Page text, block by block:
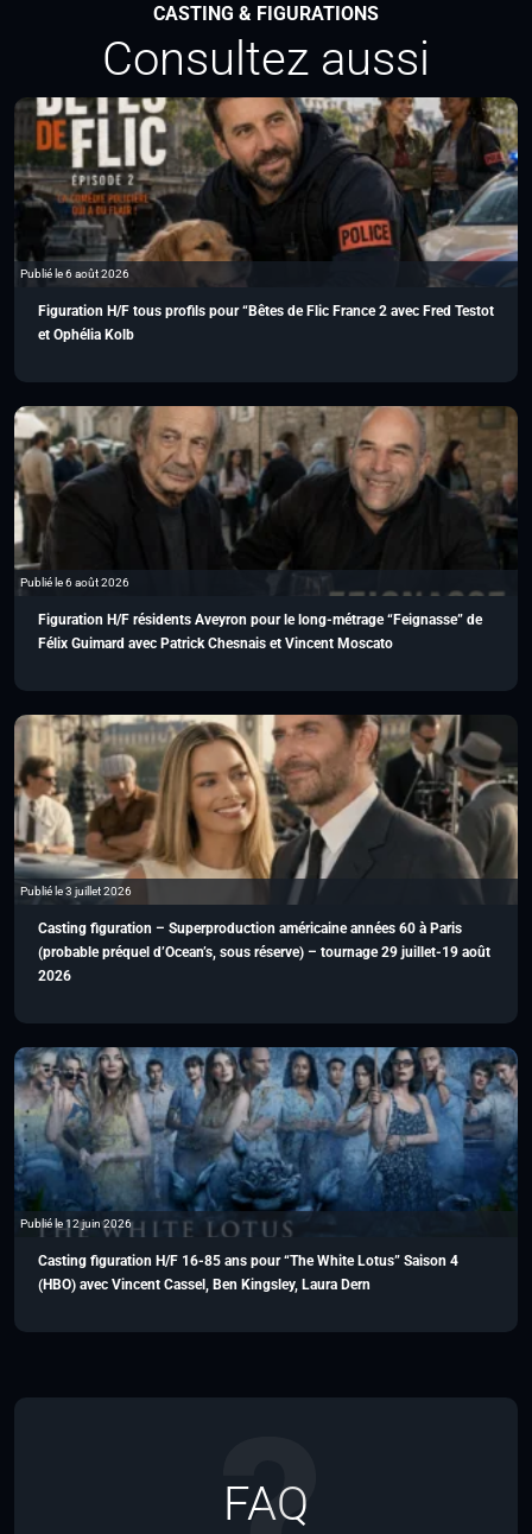
CASTING & FIGURATIONS
Consultez aussi
Publié le 6 août 2026
Figuration H/F tous profils pour “Bêtes de Flic France 2 avec Fred Testot
et Ophélia Kolb
Publié le 6 août 2026
Figuration H/F résidents Aveyron pour le long-métrage “Feignasse” de
Félix Guimard avec Patrick Chesnais et Vincent Moscato
Publié le 3 juillet 2026
Casting figuration – Superproduction américaine années 60 à Paris
(probable préquel d’Ocean’s, sous réserve) – tournage 29 juillet-19 août
2026
Publié le 12 juin 2026
Casting figuration H/F 16-85 ans pour “The White Lotus” Saison 4
(HBO) avec Vincent Cassel, Ben Kingsley, Laura Dern
FAQ